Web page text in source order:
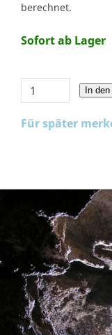
berechnet.
Sofort ab Lager
In
Für später